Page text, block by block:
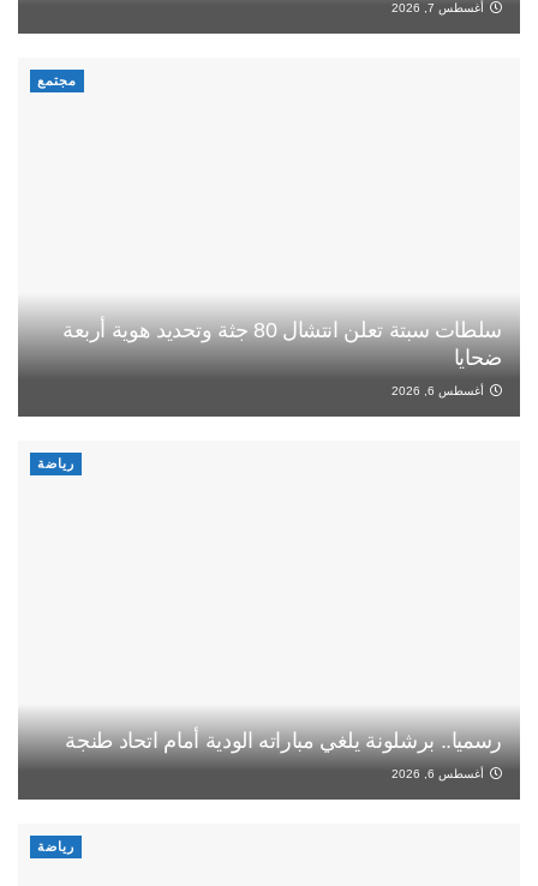
أغسطس 7, 2026
مجتمع
سلطات سبتة تعلن انتشال 80 جثة وتحديد هوية أربعة
ضحايا
أغسطس 6, 2026
رياضة
رسميا.. برشلونة يلغي مباراته الودية أمام اتحاد طنجة
أغسطس 6, 2026
رياضة